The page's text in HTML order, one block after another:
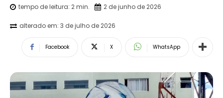
tempo de leitura: 2min. 2 de junho de 2026
alterado em: 3 de julho de 2026
Facebook X WhatsApp